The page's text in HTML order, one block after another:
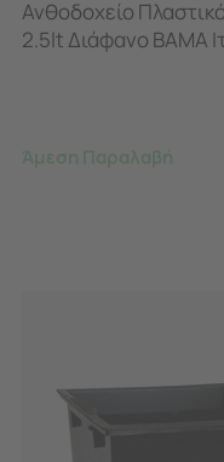
Ανθοδοχείο
2.5lt Διάφανο BAMA
Άμεση Παραλαβή